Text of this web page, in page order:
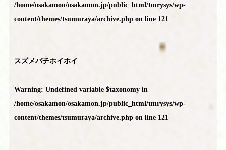
/home/osakamon/osakamon.jp/public_html/tmrysys/wp-
content/themes/tsumuraya/archive.php on line 121
スズメバチホイホイ
Warning: Undefined variable $taxonomy in
/home/osakamon/osakamon.jp/public_html/tmrysys/wp-
content/themes/tsumuraya/archive.php on line 121